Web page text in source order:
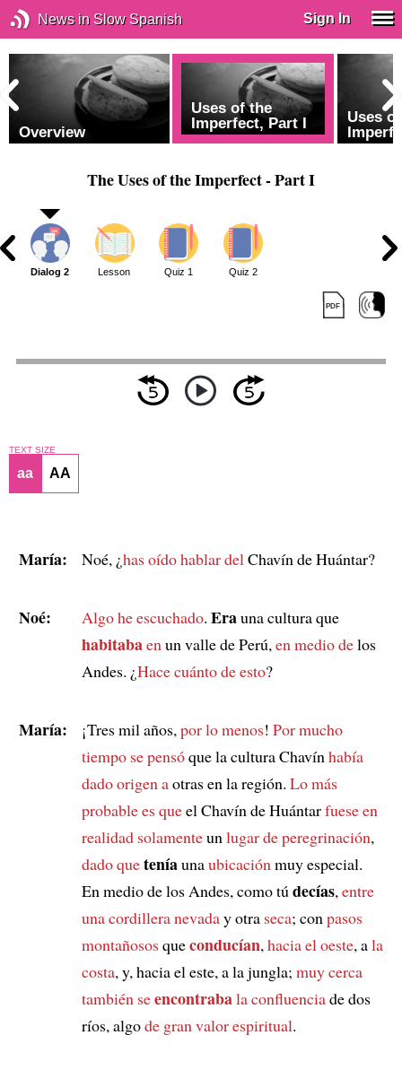
News in Slow Spanish Sign In
Overview
Uses of the
Imperfect, Part I
Uses
The Uses of the Imperfect - Part I
Dialog 2 Lesson Quiz 1 Quiz 2
TEXT SIZE
aa AA
María: Noé, ¿has oído hablar del Chavín de Huántar?
Noé: Algo he escuchado. Erauna cultura que
habitabaen un valle de Perú, en medio delos
Andes. ¿Hace cuánto de esto?
María: ¡Tres mil años, por lo menos! Por mucho
tiempo se pensóque la cultura Chavín había
dado origen aotras en la región. Lo más
probable es queel Chavín de Huántarfuese en
realidad solamenteun lugar de peregrinación,
dado queteníaunaubicación muy especial.
En medio de los Andes, como tú decías, entre
una cordillera nevaday otra seca; con pasos
montañososqueconducían, hacia el oeste, ala
costa, y, hacia el este, a la jungla; muy cerca
también seencontrabala confluenciade dos
ríos, algode gran valor espiritual.